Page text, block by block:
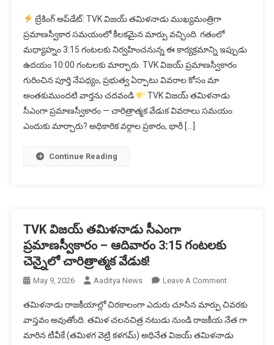
టైమింగ్
మారింది
బ్రేకింగ్ అప్‌డేట్: TVK విజయ్ తమిళనాడు ముఖ్యమంత్రిగా
ప్రమాణస్వీకార సమయంలో కీలకమైన మార్పు వచ్చింది. గతంలో
మధ్యాహ్నం 3:15 గంటలకు నిర్వహించనున్న ఈ కార్యక్రమాన్ని ఇప్పుడు
ఉదయం 10:00 గంటలకు మార్చారు. TVK విజయ్ ప్రమాణస్వీకారం
గురించిన పూర్తి నేపథ్యం, ప్రభుత్వ ఏర్పాటు వివరాల కోసం మా
అంతకుముందటి వార్తను చదవండి
TVK విజయ్ తమిళనాడు
సీఎంగా ప్రమాణస్వీకారం — చారిత్రాత్మక వేడుక వివరాలు సమయం
ఎందుకు మార్చారు? అధికారిక వర్గాల ప్రకారం, భారీ […]
Continue Reading
TVK విజయ్ తమిళనాడు సీఎంగా
ప్రమాణస్వీకారం – ఆదివారం 3:15 గంటలకు
చెన్నైలో చారిత్రాత్మక వేడుక!
May 9, 2026 Aaditya News Leave A CommentOn
విజయ్
తమిళనాడు
సీఎంగా
తమిళనాడు రాజకీయాల్లో చిరకాలంగా ఎదురు చూసిన మార్పు చివరకు
వాస్తవం అవుతోంది. తమిళ చలనచిత్ర నటుడు నుండి రాజకీయ నేత గా
మారిన టీవీకే (తమిళగ వెట్రి కళగమ్) అధినేత విజయ్ తమిళనాడు